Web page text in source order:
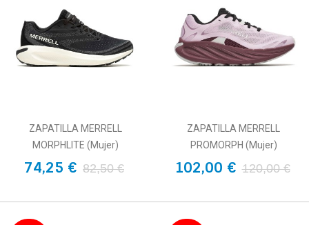
ZAPATILLA MERRELL
MORPHLITE (Mujer)
74,25 € 82,50 €
ZAPATILLA MERRELL
PROMORPH (Mujer)
102,00 € 120,00 €